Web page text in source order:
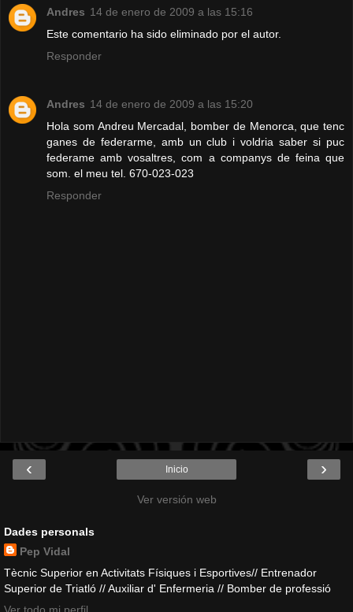
Andres 14 de enero de 2009 a las 15:16
Este comentario ha sido eliminado por el autor.
Responder
Andres 14 de enero de 2009 a las 15:20
Hola som Andreu Mercadal, bomber de Menorca, que tenc
ganes de federarme, amb un club i voldria saber si puc
federame amb vosaltres, com a companys de feina que
som. el meu tel. 670-023-023
Responder
‹ ›
Inicio
Ver versión web
Dades personals
Pep Vidal
Tècnic Superior en Activitats Físiques i Esportives// Entrenador
Superior de Triatló // Auxiliar d' Enfermeria // Bomber de professió